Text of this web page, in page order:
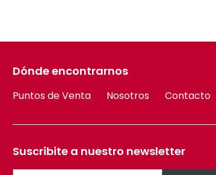
Dónde encontrarnos
Puntos de Venta Nosotros Contacto
Suscribite a nuestro newsletter